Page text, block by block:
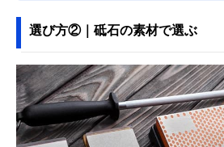
選び方②｜砥石の素材で選ぶ